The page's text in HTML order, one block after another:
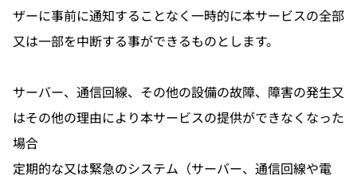
ザーに事前に通知することなく一時的に本サービスの全部
又は一部を中断する事ができるものとします。
サーバー、通信回線、その他の設備の故障、障害の発生又
はその他の理由により本サービスの提供ができなくなった
場合
定期的な又は緊急のシステム（サーバー、通信回線や電